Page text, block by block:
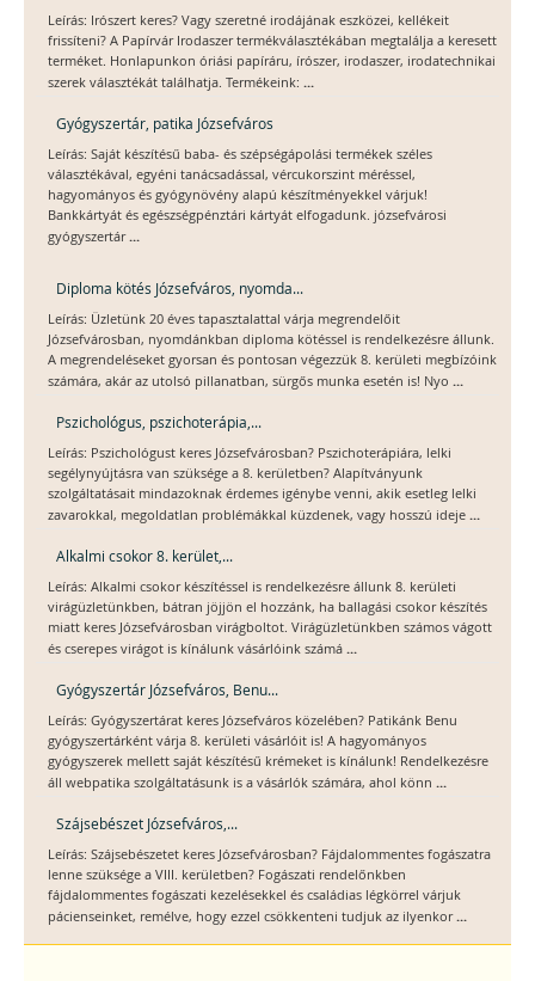
Leírás: Irószert keres? Vagy szeretné irodájának eszközei, kellékeit
frissíteni? A Papírvár Irodaszer termékválasztékában megtalálja a keresett
terméket. Honlapunkon óriási papíráru, írószer, irodaszer, irodatechnikai
szerek választékát találhatja. Termékeink: ...
Gyógyszertár, patika Józsefváros
Leírás: Saját készítésű baba- és szépségápolási termékek széles
választékával, egyéni tanácsadással, vércukorszint méréssel,
hagyományos és gyógynövény alapú készítményekkel várjuk!
Bankkártyát és egészségpénztári kártyát elfogadunk. józsefvárosi
gyógyszertár ...
Diploma kötés Józsefváros, nyomda...
Leírás: Üzletünk 20 éves tapasztalattal várja megrendelőit
Józsefvárosban, nyomdánkban diploma kötéssel is rendelkezésre állunk.
A megrendeléseket gyorsan és pontosan végezzük 8. kerületi megbízóink
számára, akár az utolsó pillanatban, sürgős munka esetén is! Nyo ...
Pszichológus, pszichoterápia,...
Leírás: Pszichológust keres Józsefvárosban? Pszichoterápiára, lelki
segélynyújtásra van szüksége a 8. kerületben? Alapítványunk
szolgáltatásait mindazoknak érdemes igénybe venni, akik esetleg lelki
zavarokkal, megoldatlan problémákkal küzdenek, vagy hosszú ideje ...
Alkalmi csokor 8. kerület,...
Leírás: Alkalmi csokor készítéssel is rendelkezésre állunk 8. kerületi
virágüzletünkben, bátran jöjjön el hozzánk, ha ballagási csokor készítés
miatt keres Józsefvárosban virágboltot. Virágüzletünkben számos vágott
és cserepes virágot is kínálunk vásárlóink számá ...
Gyógyszertár Józsefváros, Benu...
Leírás: Gyógyszertárat keres Józsefváros közelében? Patikánk Benu
gyógyszertárként várja 8. kerületi vásárlóit is! A hagyományos
gyógyszerek mellett saját készítésű krémeket is kínálunk! Rendelkezésre
áll webpatika szolgáltatásunk is a vásárlók számára, ahol könn ...
Szájsebészet Józsefváros,...
Leírás: Szájsebészetet keres Józsefvárosban? Fájdalommentes fogászatra
lenne szüksége a VIII. kerületben? Fogászati rendelőnkben
fájdalommentes fogászati kezelésekkel és családias légkörrel várjuk
pácienseinket, remélve, hogy ezzel csökkenteni tudjuk az ilyenkor ...